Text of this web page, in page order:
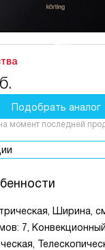
Подобрать аналог
момент последней
Ширина,
7,